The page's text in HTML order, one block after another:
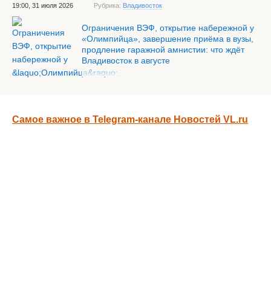
19:00, 31 июля 2026 Рубрика: Владивосток
Ограничения ВЭФ, открытие набережной у
«Олимпийца», завершение приёма в вузы,
продление гаражной амнистии: что ждёт
Владивосток в августе
Самое важное в Telegram-канале Новостей VL.ru